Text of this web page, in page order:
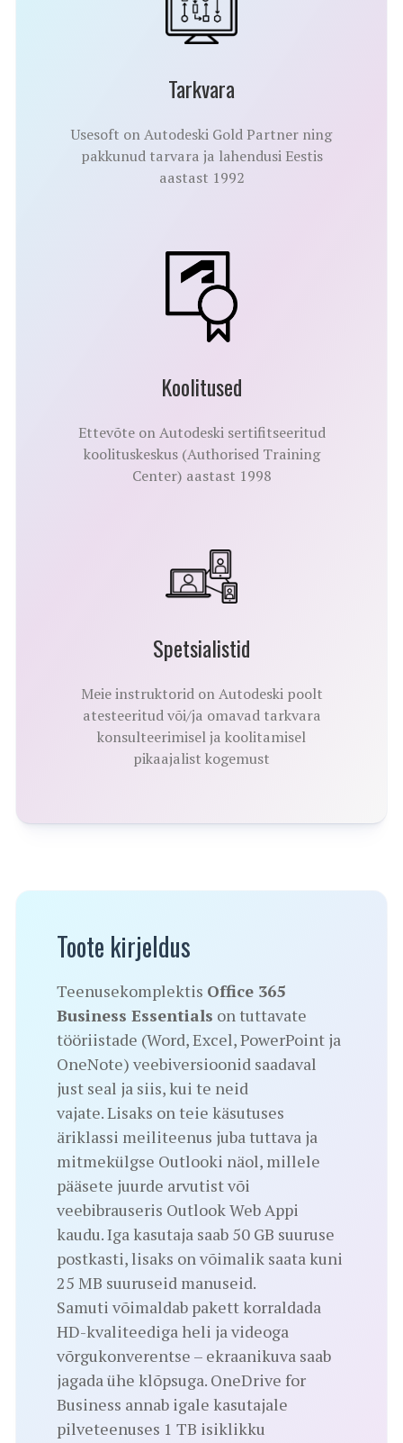
Tarkvara
Usesoft on Autodeski Gold Partner ning
pakkunud tarvara ja lahendusi Eestis
aastast 1992
Koolitused
Ettevõte on Autodeski sertifitseeritud
koolituskeskus (Authorised Training
Center) aastast 1998
Spetsialistid
Meie instruktorid on Autodeski poolt
atesteeritud või/ja omavad tarkvara
konsulteerimisel ja koolitamisel
pikaajalist kogemust
Toote kirjeldus
Teenusekomplektis Office 365
Business Essentials on tuttavate
tööriistade (Word, Excel, PowerPoint ja
OneNote) veebiversioonid saadaval
just seal ja siis, kui te neid
vajate. Lisaks on teie käsutuses
äriklassi meiliteenus juba tuttava ja
mitmekülgse Outlooki näol, millele
pääsete juurde arvutist või
veebibrauseris Outlook Web Appi
kaudu. Iga kasutaja saab 50 GB suuruse
postkasti, lisaks on võimalik saata kuni
25 MB suuruseid manuseid.
Samuti võimaldab pakett korraldada
HD-kvaliteediga heli ja videoga
võrgukonverentse – ekraanikuva saab
jagada ühe klõpsuga. OneDrive for
Business annab igale kasutajale
pilveteenuses 1 TB isiklikku